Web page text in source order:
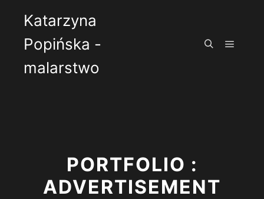
Katarzyna
Popińska -
malarstwo
PORTFOLIO :
ADVERTISEMENT